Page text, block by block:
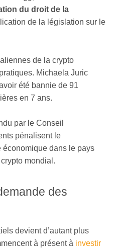
du droit de la
de la législation sur le
de la crypto
Michaela Juric
été bannie de 91
en 7 ans.
par le Conseil
pénalisent le
économique dans le pays
mondial.
des
devient d’autant plus
à présent à investir